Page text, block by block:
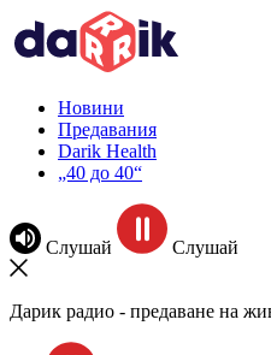
Новини
Предавания
Darik Health
„40 до 40“
Слушай Слушай
Дарик радио - предаване на